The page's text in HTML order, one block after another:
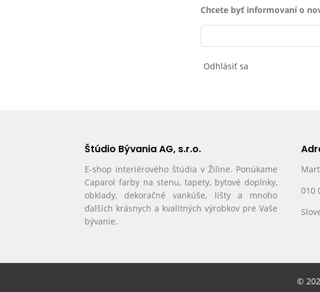
Chcete byť informovaní o
Odhlásiť sa
Štúdio Bývania AG, s.r.o.
E-shop interiérového štúdia v Žiline. Ponúkame
Caparol farby na stenu, tapety, bytové doplnky,
obklady, dekoračné vankúše, lišty a mnoho
ďalších krásnych a kvalitných výrobkov pre Vaše
bývanie.
010
©